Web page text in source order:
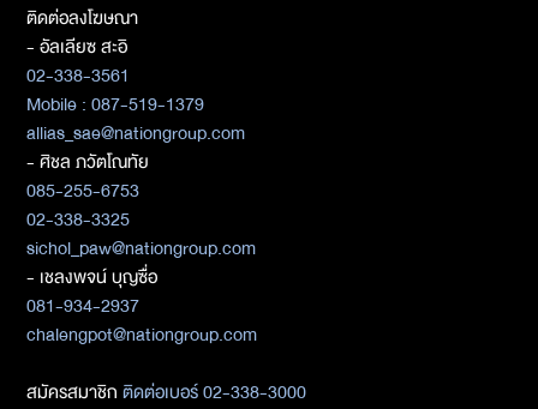
ติดต่อลงโฆษณา
- อัลเลียซ สะอิ
02-338-3561
Mobile : 087-519-1379
allias_sae@nationgroup.com
- ศิชล ภวัตโณทัย
085-255-6753
02-338-3325
sichol_paw@nationgroup.com
- เชลงพจน์ บุญซื่อ
081-934-2937
chalengpot@nationgroup.com
สมัครสมาชิกติดต่อเบอร์ 02-338-3000